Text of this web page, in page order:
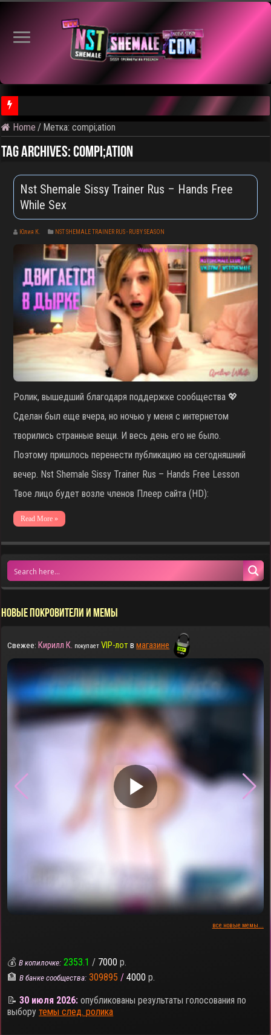
⚠️ Результаты голосования и тема следующего откртытого
Home / Метка:compi;ation
Tag Archives:compi;ation
Nst Shemale Sissy Trainer Rus – Hands Free
While Sex
Юлия К. NST SHEMALE TRAINER RUS - RUBY SEASON
Ролик, вышедший благодаря поддержке сообщества 💖
Сделан был еще вчера, но ночью у меня с интернетом
творились странные вещи. И весь день его не было.
Поэтому пришлось перенести публикацию на сегодняшний
вечер. Nst Shemale Sissy Trainer Rus – Hands Free Lesson
Твое лицо будет возле членов Плеер сайта (HD):
Read More »
НОВЫЕ ПОКРОВИТЕЛИ И МЕМЫ
Свежее: Кирилл К. покупает VIP-лотвмагазине
▶
все новые мемы...
💰В копилочке: 2353.1 / 7000 р.
🏦В банке сообщества: 309895 / 4000 р.
📝30 июля 2026: опубликованы результаты голосования по
выборутемы след. ролика